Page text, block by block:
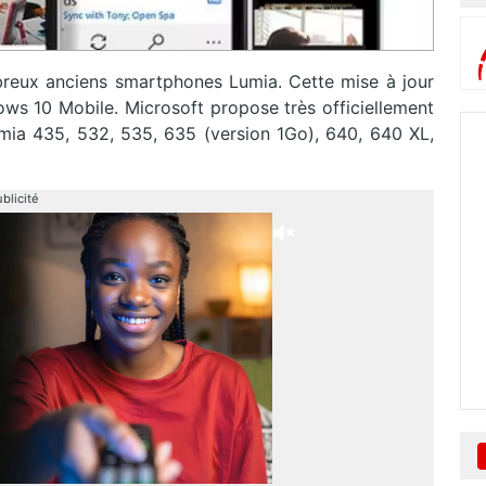
anciens smartphones Lumia. Cette mise à jour
10 Mobile. Microsoft propose très officiellement
435, 532, 535, 635 (version 1Go), 640, 640 XL,